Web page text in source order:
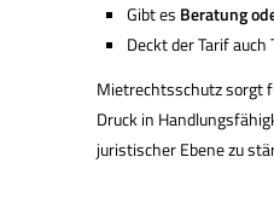
Gibt es Beratung
Deckt der Tarif
Mietrechtsschutz sorgt
Druck in
juristischer Ebene zu